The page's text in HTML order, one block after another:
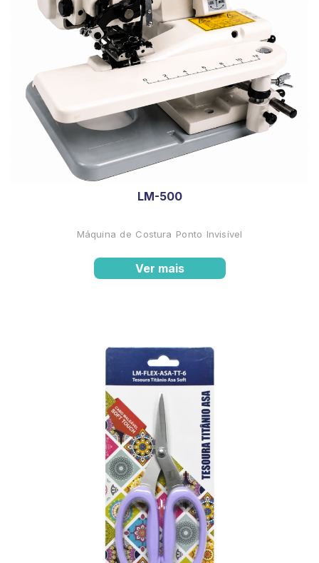
LM-500
Máquina de Costura Ponto Invisível
Ver mais